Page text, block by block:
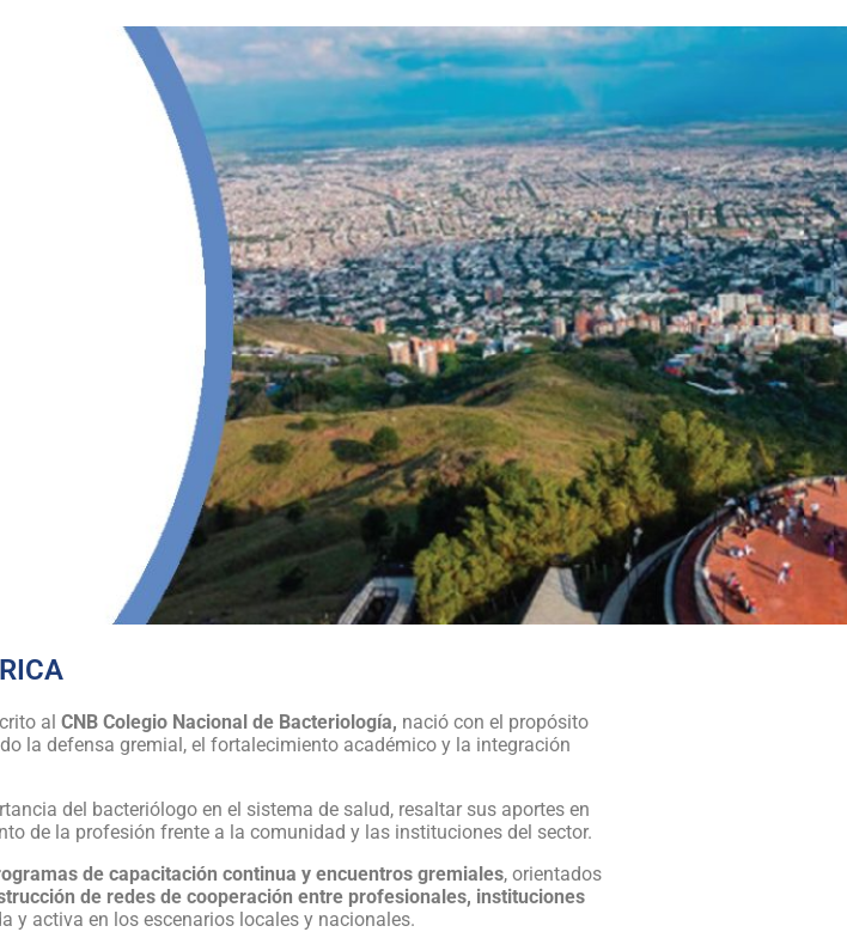
al CNB Colegio Nacional de Bacteriología, nació con el propósito
la defensa gremial, el fortalecimiento académico y la integración
del bacteriólogo en el sistema de salud, resaltar sus aportes en
de la profesión frente a la comunidad y las instituciones del sector.
de capacitación continua y encuentros gremiales, orientados
de redes de cooperación entre profesionales, instituciones
y activa en los escenarios locales y nacionales.